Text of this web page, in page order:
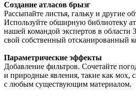
Создание атласов брызг
Рассыпайте листья, гальку и другие
Используйте обширную библиотеку
нашей командой экспертов в области
свой собственный отсканированный
Параметрические эффекты
Добавление фильтров. Сочетайте
и природные явления, такие как мох,
с любым существующим материалом.